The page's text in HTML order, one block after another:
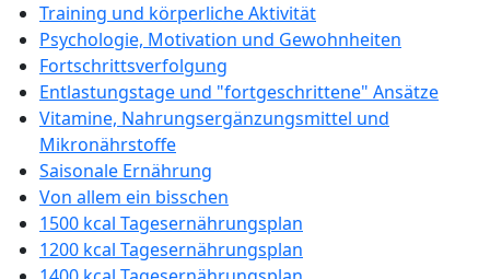
Training und körperliche Aktivität
Psychologie, Motivation und Gewohnheiten
Fortschrittsverfolgung
Entlastungstage und "fortgeschrittene" Ansätze
Vitamine, Nahrungsergänzungsmittel und
Mikronährstoffe
Saisonale Ernährung
Von allem ein bisschen
1500 kcal Tagesernährungsplan
1200 kcal Tagesernährungsplan